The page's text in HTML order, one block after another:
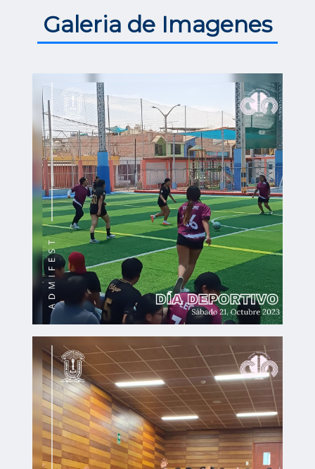
Galeria de Imagenes